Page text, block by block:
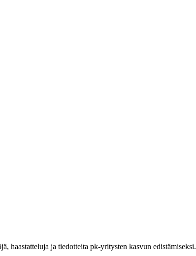
haastatteluja ja tiedotteita pk-yritysten kasvun edistämiseksi.